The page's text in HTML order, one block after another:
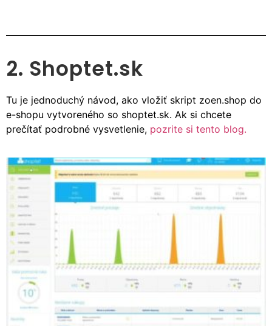
2. Shoptet.sk
Tu je jednoduchý návod, ako vložiť skript zoen.shop do
e-shopu vytvoreného so shoptet.sk. Ak si chcete
prečítať podrobné vysvetlenie, pozrite si tento blog.